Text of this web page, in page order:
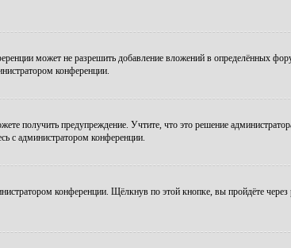
может не разрешить добавление вложений в определённых
конференции.
получить предупреждение. Учтите, что это решение
с администратором конференции.
конференции. Щёлкнув по этой кнопке, вы пройдёте